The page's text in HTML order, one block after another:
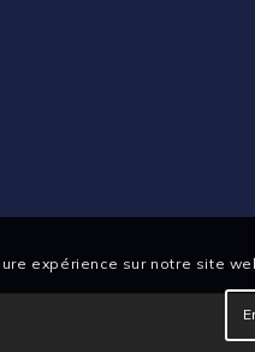
expérience sur notre site